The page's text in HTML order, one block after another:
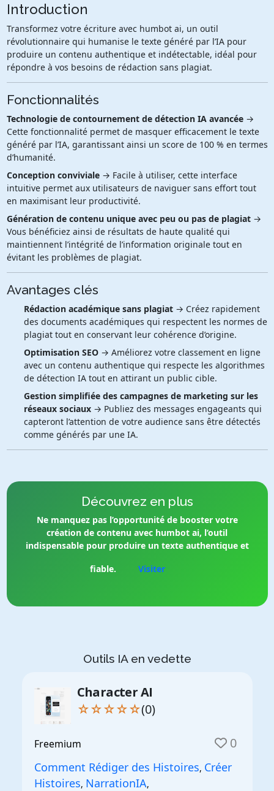
Introduction
Transformez votre écriture avec humbot ai, un outil
révolutionnaire qui humanise le texte généré par l’IA pour
produire un contenu authentique et indétectable, idéal pour
répondre à vos besoins de rédaction sans plagiat.
Fonctionnalités
Technologie de contournement de détection IA avancée→
Cette fonctionnalité permet de masquer efficacement le texte
généré par l’IA, garantissant ainsi un score de 100 % en termes
d’humanité.
Conception conviviale→ Facile à utiliser, cette interface
intuitive permet aux utilisateurs de naviguer sans effort tout
en maximisant leur productivité.
Génération de contenu unique avec peu ou pas de plagiat→
Vous bénéficiez ainsi de résultats de haute qualité qui
maintiennent l’intégrité de l’information originale tout en
évitant les problèmes de plagiat.
Avantages clés
Rédaction académique sans plagiat→ Créez rapidement
des documents académiques qui respectent les normes de
plagiat tout en conservant leur cohérence d’origine.
Optimisation SEO→ Améliorez votre classement en ligne
avec un contenu authentique qui respecte les algorithmes
de détection IA tout en attirant un public cible.
Gestion simplifiée des campagnes de marketing sur les
réseaux sociaux→ Publiez des messages engageants qui
capteront l’attention de votre audience sans être détectés
comme générés par une IA.
Découvrez en plus
Ne manquez pas l’opportunité de booster votre
création de contenu avec humbot ai, l’outil
indispensable pour produire un texte authentique et
fiable.
Visiter
Outils IA en vedette
Character AI
☆☆☆☆☆(0)
Freemium 0
Comment Rédiger des Histoires, Créer
Histoires, NarrationIA,